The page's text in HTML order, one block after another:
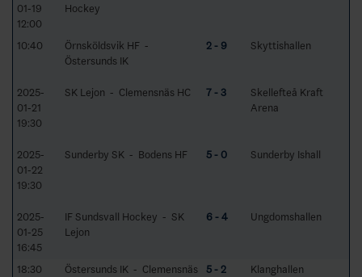
01-19
12:00
Hockey
10:40
Örnsköldsvik HF -
Östersunds IK
2 - 9 Skyttishallen
2025-
01-21
19:30
SK Lejon - Clemensnäs HC 7 - 3
Skellefteå Kraft
Arena
2025-
01-22
19:30
Sunderby SK - Bodens HF 5 - 0 Sunderby Ishall
2025-
01-25
16:45
IF Sundsvall Hockey - SK
Lejon
6 - 4 Ungdomshallen
18:30
Östersunds IK - Clemensnäs
5 - 2 Klanghallen